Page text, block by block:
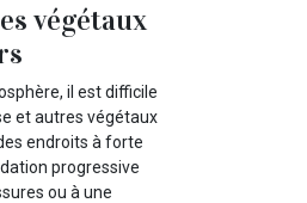
végétaux
il est difficile
et autres végétaux
endroits à forte
progressive
ou à une